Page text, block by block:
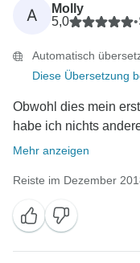
A
Molly
5,0
•
Automatisch
Diese Übersetzung
Obwohl dies mein
habe ich nichts
Mehr anzeigen
Reiste im Dezember